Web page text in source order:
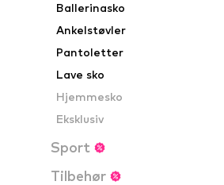
Ballerinasko
Ankelstøvler
Pantoletter
Lave sko
Hjemmesko
Eksklusiv
Sport
Tilbehør